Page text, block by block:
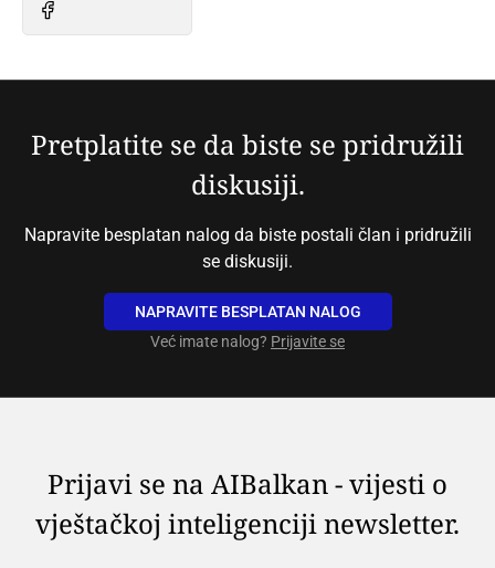
Pretplatite se da biste se pridružili
diskusiji.
Napravite besplatan nalog da biste postali član i pridružili
se diskusiji.
NAPRAVITE BESPLATAN NALOG
Već imate nalog? Prijavite se
Prijavi se na AIBalkan - vijesti o
vještačkoj inteligenciji newsletter.